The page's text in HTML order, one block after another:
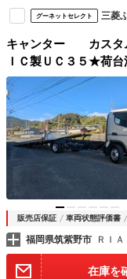
グーネットセレクト 三菱
キャンター カスタ
ＩＣ製ＵＣ３５★荷
モコン★サイドマー
ナビ★フルセグ★ＢＴ
販売店保証 車両状態評価書
福岡県筑紫野市
在庫を